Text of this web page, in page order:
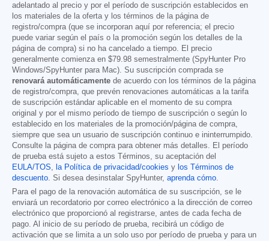
adelantado al precio y por el período de suscripción establecidos en
los materiales de la oferta y los términos de la página de
registro/compra (que se incorporan aquí por referencia; el precio
puede variar según el país o la promoción según los detalles de la
página de compra) si no ha cancelado a tiempo. El precio
generalmente comienza en $79.98 semestralmente (SpyHunter Pro
Windows/SpyHunter para Mac). Su suscripción comprada se
renovará automáticamente de acuerdo con los términos de la página
de registro/compra, que prevén renovaciones automáticas a la tarifa
de suscripción estándar aplicable en el momento de su compra
original y por el mismo período de tiempo de suscripción o según lo
establecido en los materiales de la promoción/página de compra,
siempre que sea un usuario de suscripción continuo e ininterrumpido.
Consulte la página de compra para obtener más detalles. El período
de prueba está sujeto a estos Términos, su aceptación del
EULA/TOS, la Política de privacidad/cookies y los Términos de
descuento. Si desea desinstalar SpyHunter, aprenda cómo.
Para el pago de la renovación automática de su suscripción, se le
enviará un recordatorio por correo electrónico a la dirección de correo
electrónico que proporcionó al registrarse, antes de cada fecha de
pago. Al inicio de su período de prueba, recibirá un código de
activación que se limita a un solo uso por período de prueba y para un